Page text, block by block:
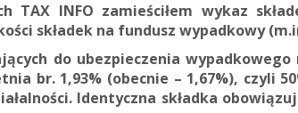
TAX INFO zamieściłem wykaz
składek na fundusz wypadkowy
do ubezpieczenia
br. 1,93% (obecnie – 1,67%), czyli
Identyczna składka